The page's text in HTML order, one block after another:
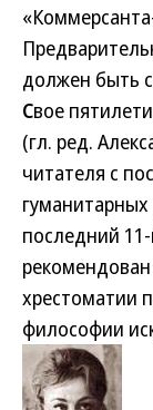
должен быть
Свое
(гл. ред.
читателя с
последний
хрестоматии
философии